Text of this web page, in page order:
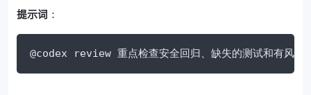
提示词 ：
@codex review 重点检查安全回归、缺失的测试和有风险